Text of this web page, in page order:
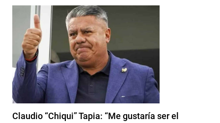
Claudio “Chiqui” Tapia: “Me gustaría ser el